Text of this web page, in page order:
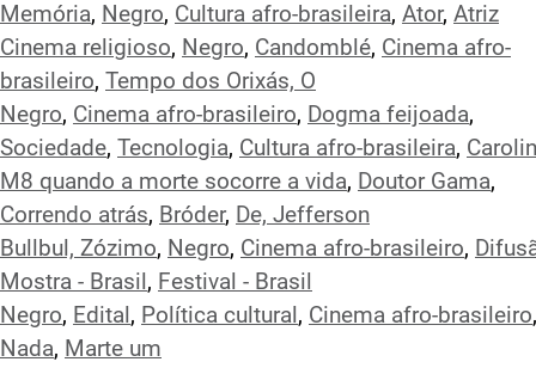
Memória, Negro, Cultura afro-brasileira, Ator, Atriz
Cinema religioso, Negro, Candomblé, Cinema afro-
brasileiro, Tempo dos Orixás, O
Negro, Cinema afro-brasileiro, Dogma feijoada,
Sociedade, Tecnologia, Cultura afro-brasileira,
M8 quando a morte socorre a vida, Doutor Gama,
Correndo atrás, Bróder, De, Jefferson
Bullbul, Zózimo, Negro, Cinema afro-brasileiro,
Mostra - Brasil , Festival - Brasil
Negro, Edital , Política cultural , Cinema afro-brasileiro,
Nada, Marte um